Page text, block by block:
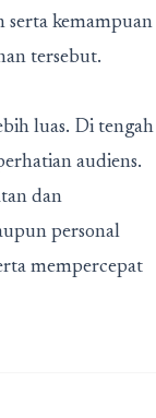
serta kemampuan
tersebut.
luas. Di tengah
audiens.
dan
personal
mempercepat